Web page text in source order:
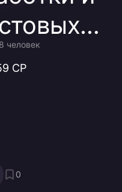
человек
СР
0